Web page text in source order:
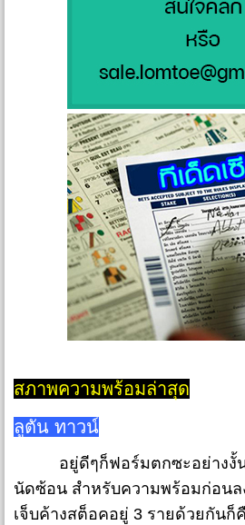
สภาพความพร้อมล่าสุด
ลูตัน ทาวน์
อยู่ดีๆก็ฟอร์มตกซะอย่างงั้น
นัดซ้อน สำหรับความพร้อมก่อนล
เจ็บค้างสต็อคอยู่ 3 รายด้วยกันก็